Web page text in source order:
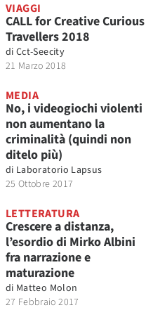
VIAGGI
CALL for Creative Curious
Travellers 2018
di Cct-Seecity
21 Marzo 2018
MEDIA
No, i videogiochi violenti
non aumentano la
criminalità (quindi non
ditelo più)
di Laboratorio Lapsus
25 Ottobre 2017
LETTERATURA
Crescere a distanza,
l’esordio di Mirko Albini
fra narrazione e
maturazione
di Matteo Molon
27 Febbraio 2017